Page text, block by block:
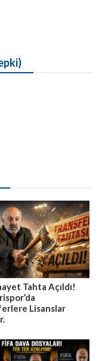
Tahta Açıldı!
Lisanslar